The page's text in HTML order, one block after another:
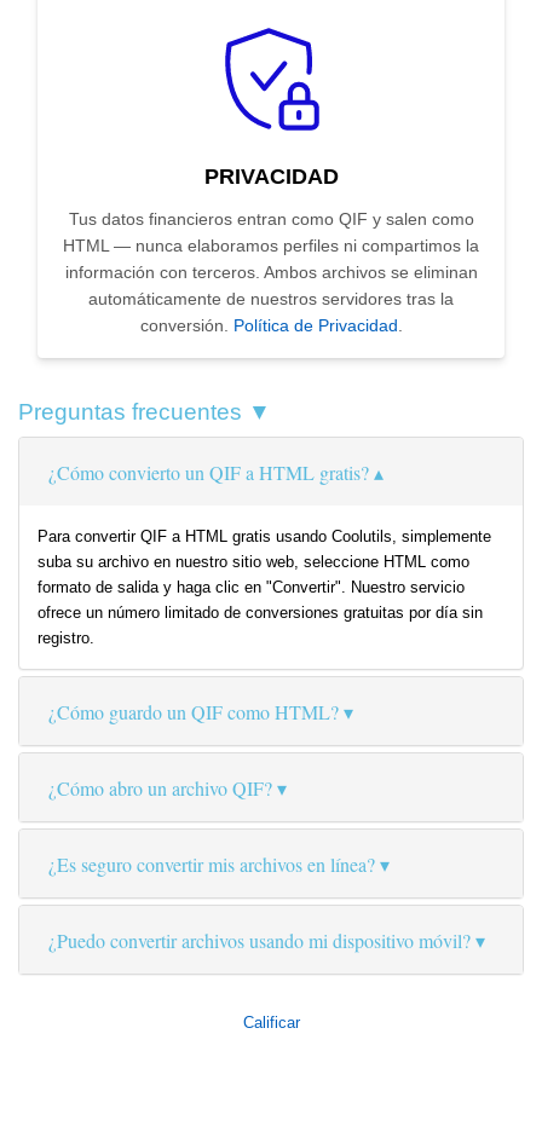
PRIVACIDAD
Tus datos financieros entran como QIF y salen como
HTML — nunca elaboramos perfiles ni compartimos la
información con terceros. Ambos archivos se eliminan
automáticamente de nuestros servidores tras la
conversión. Política de Privacidad.
Preguntas frecuentes ▼
¿Cómo convierto un QIF a HTML gratis?
Para convertir QIF a HTML gratis usando Coolutils, simplemente
suba su archivo en nuestro sitio web, seleccione HTML como
formato de salida y haga clic en "Convertir". Nuestro servicio
ofrece un número limitado de conversiones gratuitas por día sin
registro.
¿Cómo guardo un QIF como HTML?
¿Cómo abro un archivo QIF?
¿Es seguro convertir mis archivos en línea?
¿Puedo convertir archivos usando mi dispositivo móvil?
Calificar